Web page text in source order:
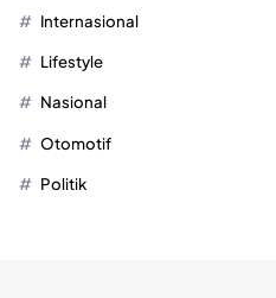
Internasional
Lifestyle
Nasional
Otomotif
Politik